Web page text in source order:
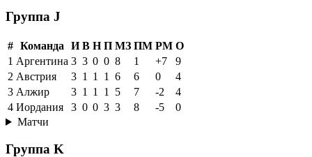
Группа J
# Команда И В Н П МЗ ПМ РМ О
1 Аргентина 3 3 0 0 8 1 +7
9
2 Австрия 3 1 1 1 6 6 0
4
3 Алжир 3 1 1 1 5 7 -2
4
4 Иордания 3 0 0 3 3 8 -5
0
Матчи
Группа K